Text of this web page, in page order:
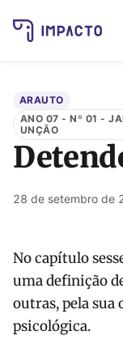
ARAUTO
ANO 07 - Nº 01 -
UNÇÃO
28 de setembro de
No capítulo
uma definição
outras, pela sua
psicológica.